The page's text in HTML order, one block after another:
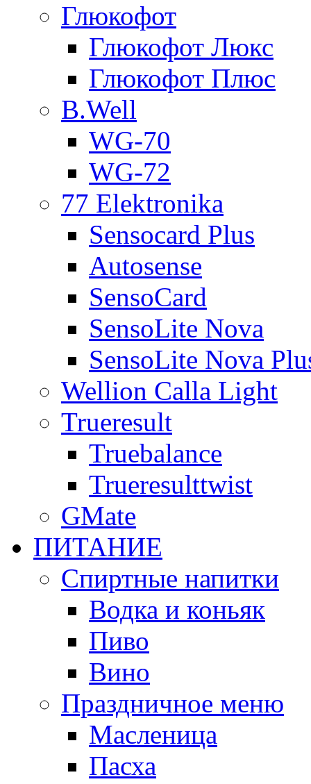
Глюкофот
Глюкофот Люкс
Глюкофот Плюс
B.Well
WG-70
WG-72
77 Elektronika
Sensocard Plus
Autosense
SensoCard
SensoLite Nova
SensoLite Nova
Wellion Calla Light
Trueresult
Truebalance
Trueresulttwist
GMate
ПИТАНИЕ
Спиртные напитки
Водка и коньяк
Пиво
Вино
Праздничное меню
Масленица
Пасха